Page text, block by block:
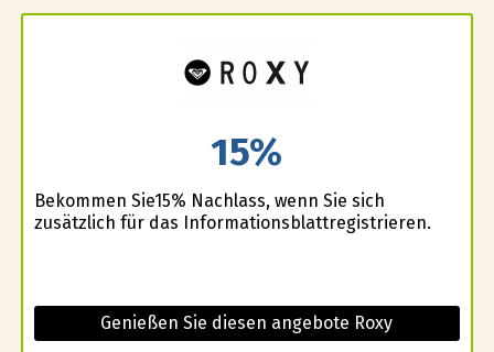
15%
Bekommen Sie15% Nachlass, wenn Sie sich
zusätzlich für das Informationsblattregistrieren.
Genießen Sie diesen angebote Roxy